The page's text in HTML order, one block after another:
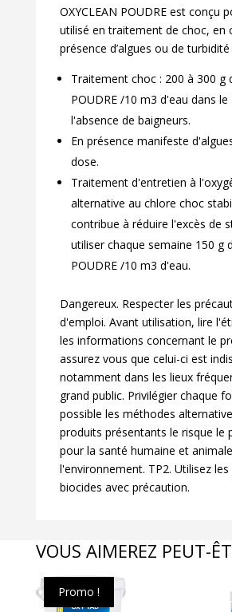
OXYCLEAN POUDRE est conçu
utilisé en traitement de choc, en
présence d’algues ou de turbidité
Traitement choc : 200 à 300 g
POUDRE /10 m3 d'eau dans
l'absence de baigneurs.
En présence manifeste
dose.
Traitement d'entretien à
alternative au chlore choc
contribue à réduire l'excès de
utiliser chaque semaine 150 g
POUDRE /10 m3 d'eau.
Dangereux. Respecter les
d'emploi. Avant utilisation, lire
les informations concernant le
assurez vous que celui-ci est
notamment dans les lieux
grand public. Privilégier chaque
possible les méthodes
produits présentants le risque le
pour la santé humaine et
l'environnement. TP2. Utilisez
biocides avec précaution.
VOUS AIMEREZ PEUT-
Promo !